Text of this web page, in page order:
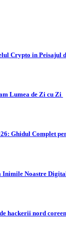
Crypto in Peisajul
Lumea de Zi cu Zi
Ghidul Complet
Noastre
hackerii nord